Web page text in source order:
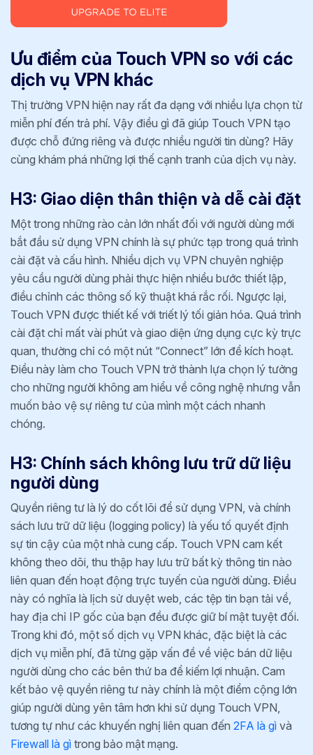
Ưu điểm của Touch VPN so với các
dịch vụ VPN khác
Thị trường VPN hiện nay rất đa dạng với nhiều lựa chọn từ
miễn phí đến trả phí. Vậy điều gì đã giúp Touch VPN tạo
được chỗ đứng riêng và được nhiều người tin dùng? Hãy
cùng khám phá những lợi thế cạnh tranh của dịch vụ này.
H3: Giao diện thân thiện và dễ cài đặt
Một trong những rào cản lớn nhất đối với người dùng mới
bắt đầu sử dụng VPN chính là sự phức tạp trong quá trình
cài đặt và cấu hình. Nhiều dịch vụ VPN chuyên nghiệp
yêu cầu người dùng phải thực hiện nhiều bước thiết lập,
điều chỉnh các thông số kỹ thuật khá rắc rối. Ngược lại,
Touch VPN được thiết kế với triết lý tối giản hóa. Quá trình
cài đặt chỉ mất vài phút và giao diện ứng dụng cực kỳ trực
quan, thường chỉ có một nút “Connect” lớn để kích hoạt.
Điều này làm cho Touch VPN trở thành lựa chọn lý tưởng
cho những người không am hiểu về công nghệ nhưng vẫn
muốn bảo vệ sự riêng tư của mình một cách nhanh
chóng.
H3: Chính sách không lưu trữ dữ liệu
người dùng
Quyền riêng tư là lý do cốt lõi để sử dụng VPN, và chính
sách lưu trữ dữ liệu (logging policy) là yếu tố quyết định
sự tin cậy của một nhà cung cấp. Touch VPN cam kết
không theo dõi, thu thập hay lưu trữ bất kỳ thông tin nào
liên quan đến hoạt động trực tuyến của người dùng. Điều
này có nghĩa là lịch sử duyệt web, các tệp tin bạn tải về,
hay địa chỉ IP gốc của bạn đều được giữ bí mật tuyệt đối.
Trong khi đó, một số dịch vụ VPN khác, đặc biệt là các
dịch vụ miễn phí, đã từng gặp vấn đề về việc bán dữ liệu
người dùng cho các bên thứ ba để kiếm lợi nhuận. Cam
kết bảo vệ quyền riêng tư này chính là một điểm cộng lớn
giúp người dùng yên tâm hơn khi sử dụng Touch VPN,
tương tự như các khuyến nghị liên quan đến 2FA là gì và
Firewall là gì trong bảo mật mạng.